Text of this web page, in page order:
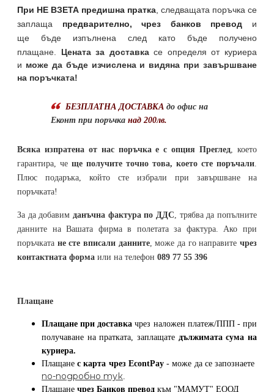
При НЕ ВЗЕТА предишна пратка, следващата поръчка се
заплаща предварително, чрез банков превод и
ще бъде изпълнена след като бъде получено
плащане. Цената за доставкасе определя от куриера
и може да бъде изчислена и видяна при завършване
на поръчката!
БЕЗПЛАТНА ДОСТАВКА до офис на
Еконт при поръчка над 200лв.
Всяка изпратена от нас поръчка е с опция Преглед, което
гарантира, че ще получите точно това, което сте поръчали.
Плюс подаръка, който сте избрали при завършване на
поръчката!
За да добавим данъчна фактура по ДДС, трябва да попълните
данните на Вашата фирма в полетата за фактура. Ако при
поръчката не сте вписали данните, може да го направитечрез
контактната форма или на телефон 089 77 55 396
Плащане
Плащане при доставка чрез наложен платеж/ППП - при
получаване на пратката, заплащате дължимата сума на
куриера.
Плащанес карта чрез EcontPay- може да се запознаете
по-подробно тук.
Плащане чрез Банков превод към "МАМУТ" ЕООД